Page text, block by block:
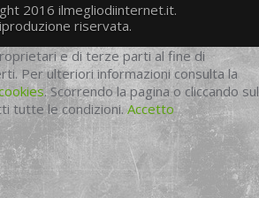
2016 ilmegliodiinternet.it.
riservata.
e di terze parti al fine di
Per ulteriori informazioni consulta la
. Scorrendo la pagina o cliccando sul
tutte le condizioni.Accetto